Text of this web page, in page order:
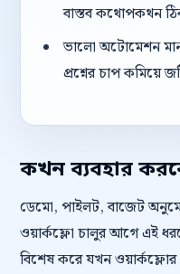
বাস্তব কথোপকথন
ভালো অটোমেশন
প্রশ্নের চাপ কমিয়ে
কখন ব্যবহার
ডেমো, পাইলট, বাজেট
ওয়ার্কফ্লো চালুর আগে এই
বিশেষ করে যখন